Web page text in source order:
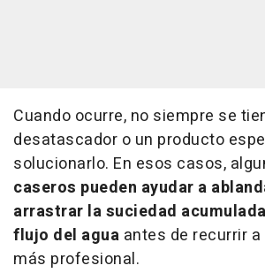
Cuando ocurre, no siempre se
desatascador o un producto
solucionarlo. En esos casos,
caseros pueden ayudar a
arrastrar la suciedad
flujo del agua antes de recurrir
más profesional.